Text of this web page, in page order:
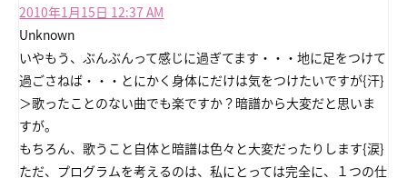
2010年1月15日 12:37 AM
Unknown
いやもう、ぶんぶんって感じに過ぎてます・・・地に足をつけて
過ごさねば・・・とにかく身体にだけは気をつけたいですが{汗}
＞歌ったことのない曲でも楽ですか？暗譜から大変だと思いま
すが。
もちろん、歌うこと自体と暗譜は色々と大変だったりします{涙}
ただ、プログラムを考えるのは、私にとっては完全に、１つの仕